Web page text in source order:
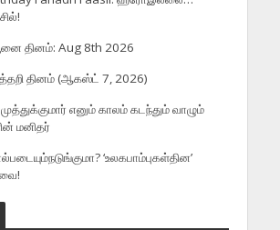
தினம்: Aug 8th 2026
தினம் (ஆகஸ்ட் 7, 2026)
எனும் காலம் கடந்தும் வாழும்
மனிதர்
‘உலகபாம்புகள்தின’